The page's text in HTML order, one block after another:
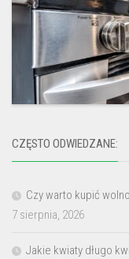
CZĘSTO ODWIEDZANE:
Czy warto kupić
7 sierpnia, 2026
Jakie kwiaty długo